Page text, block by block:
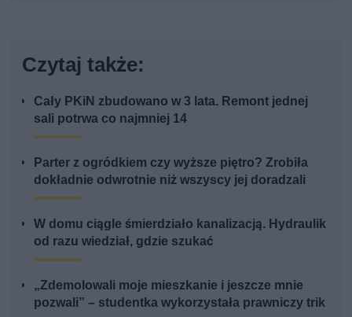
Czytaj także:
Cały PKiN zbudowano w 3 lata. Remont jednej
sali potrwa co najmniej 14
Parter z ogródkiem czy wyższe piętro? Zrobiła
dokładnie odwrotnie niż wszyscy jej doradzali
W domu ciągle śmierdziało kanalizacją. Hydraulik
od razu wiedział, gdzie szukać
„Zdemolowali moje mieszkanie i jeszcze mnie
pozwali” – studentka wykorzystała prawniczy trik